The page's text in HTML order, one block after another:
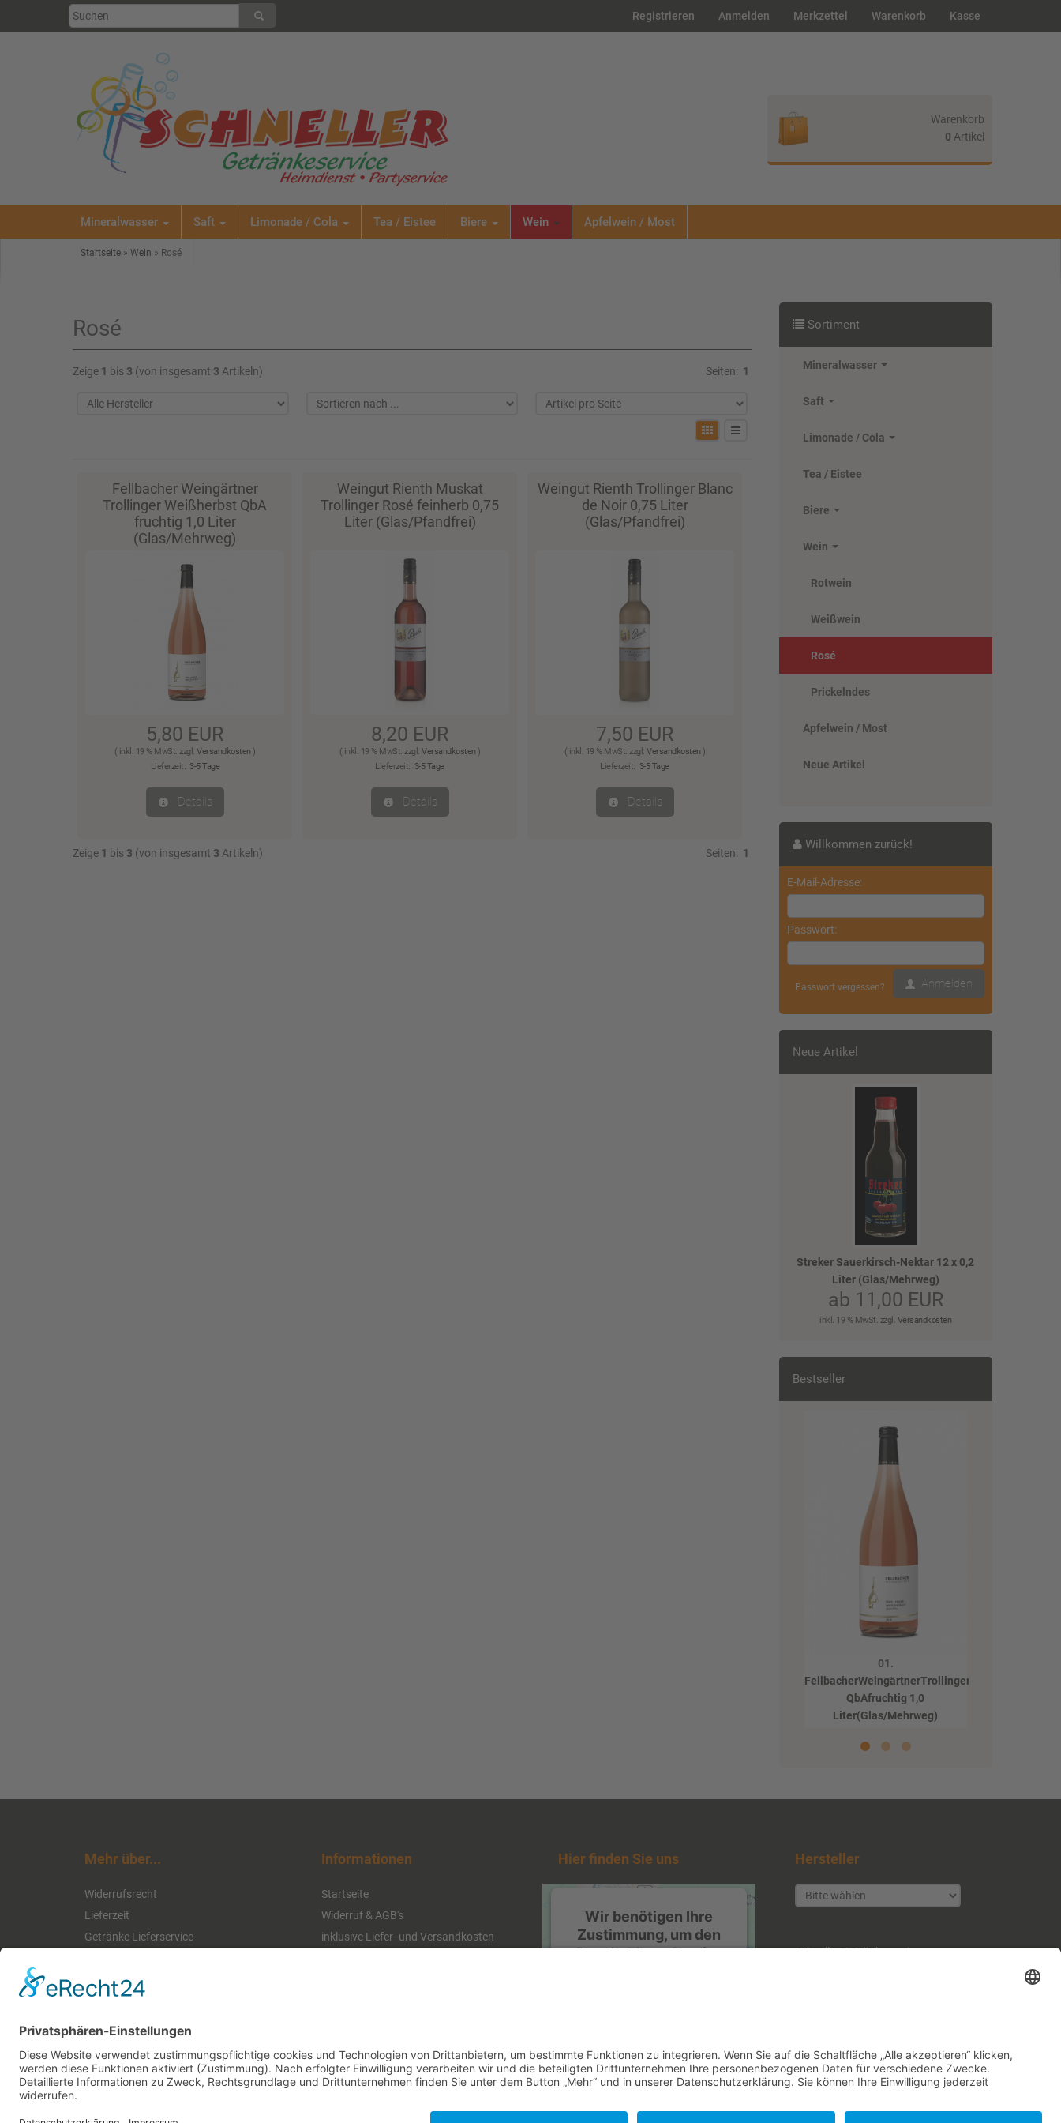
Registrieren Anmelden Merkzettel Warenkorb Kasse
Warenkorb
0 Artikel
Mineralwasser Saft Limonade / Cola Tea / Eistee Biere Wein Apfelwein / Most
Startseite » Wein » Rosé
Rosé
Zeige 1 bis 3 (von insgesamt 3 Artikeln) Seiten: 1
Fellbacher Weingärtner
Trollinger Weißherbst QbA
fruchtig 1,0 Liter
(Glas/Mehrweg)
5,80 EUR
( inkl. 19 % MwSt. zzgl.Versandkosten )
Lieferzeit: 3-5 Tage
Details
Weingut Rienth Muskat
Trollinger Rosé feinherb 0,75
Liter (Glas/Pfandfrei)
8,20 EUR
( inkl. 19 % MwSt. zzgl.Versandkosten )
Lieferzeit: 3-5 Tage
Details
Weingut Rienth Trollinger Blanc
de Noir 0,75 Liter
(Glas/Pfandfrei)
7,50 EUR
( inkl. 19 % MwSt. zzgl.Versandkosten )
Lieferzeit: 3-5 Tage
Details
Zeige 1 bis 3 (von insgesamt 3 Artikeln) Seiten: 1
Sortiment
Mineralwasser
Saft
Limonade / Cola
Tea / Eistee
Biere
Wein
Rotwein
Weißwein
Rosé
Prickelndes
Apfelwein / Most
Neue Artikel
Willkommen zurück!
E-Mail-Adresse:
Passwort:
Passwort vergessen? Anmelden
Neue Artikel
Streker Sauerkirsch-Nektar 12 x 0,2
Liter (Glas/Mehrweg)
ab 11,00 EUR
inkl. 19 % MwSt. zzgl. Versandkosten
Bestseller
FellbacherWeingärtnerTrollingerWeißherbst
QbAfruchtig 1,0
Liter(Glas/Mehrweg)
Mehr über...
Widerrufsrecht
Lieferzeit
Getränke Lieferservice
Informationen
Startseite
Widerruf & AGB's
inklusive Liefer- und Versandkosten
Hier finden Sie uns
Wir benötigen Ihre
Zustimmung, um den
Google Maps-Service
Dieser Service kann Daten zu
Ihren Aktivitäten sammeln.
Bitte lesen Sie die Details
Nutzung des Service zu, um
Hersteller
Schneller Getränkeservice